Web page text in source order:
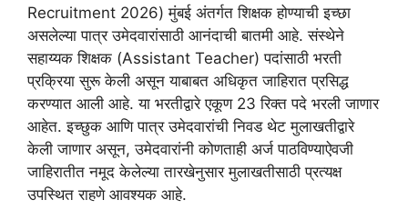
Recruitment 2026) मुंबई अंतर्गत शिक्षक होण्याची इच्छा
असलेल्या पात्र उमेदवारांसाठी आनंदाची बातमी आहे. संस्थेने
सहाय्यक शिक्षक (Assistant Teacher) पदांसाठी भरती
प्रक्रिया सुरू केली असून याबाबत अधिकृत जाहिरात प्रसिद्ध
करण्यात आली आहे. या भरतीद्वारे एकूण 23 रिक्त पदे भरली जाणार
आहेत. इच्छुक आणि पात्र उमेदवारांची निवड थेट मुलाखतीद्वारे
केली जाणार असून, उमेदवारांनी कोणताही अर्ज पाठविण्याऐवजी
जाहिरातीत नमूद केलेल्या तारखेनुसार मुलाखतीसाठी प्रत्यक्ष
उपस्थित राहणे आवश्यक आहे.